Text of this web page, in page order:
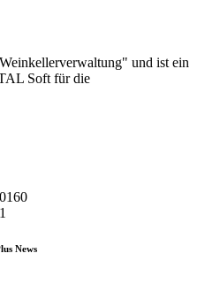
und ist ein
Soft für die
News